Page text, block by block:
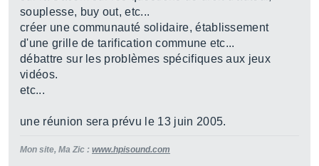
souplesse, buy out, etc...
créer une communauté solidaire, établissement
d'une grille de tarification commune etc...
débattre sur les problèmes spécifiques aux jeux
vidéos.
etc...
une réunion sera prévu le 13 juin 2005.
Mon site, Ma Zic : www.hpisound.com